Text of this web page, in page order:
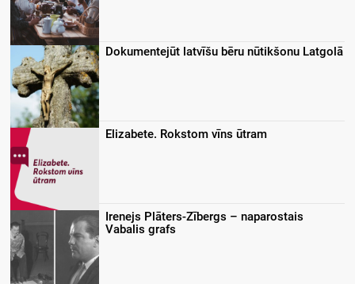
Dokumentejūt latvīšu bēru nūtikšonu Latgolā
Elizabete. Rokstom vīns ūtram
Irenejs Plāters-Zībergs – naparostais
Vabalis grafs